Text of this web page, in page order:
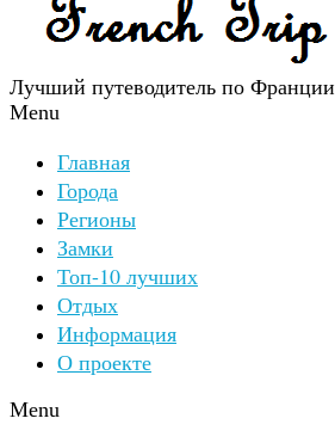
Лучший путеводитель по Франции
Menu
Главная
Города
Регионы
Замки
Топ-10 лучших
Отдых
Информация
О проекте
Menu